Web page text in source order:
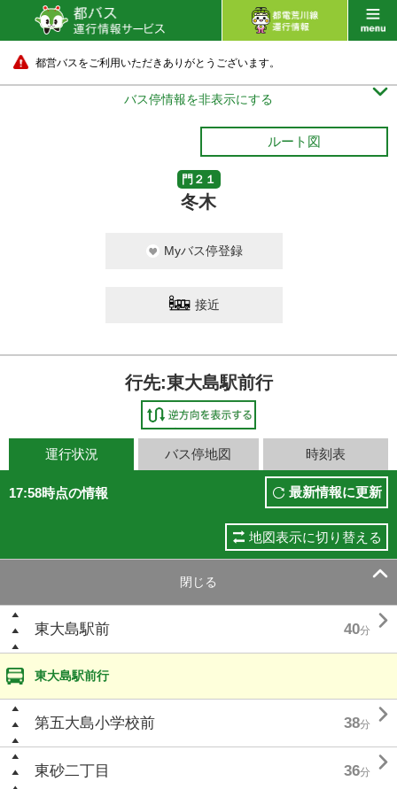
都営バスをご利用いただきありがとうございます。
バス停情報を非表示にする 
ルート図
門２１
冬木
Myバス停登録
接近
行先:東大島駅前行
運行状況 バス停地図 時刻表
17:58時点の情報 最新情報に更新
地図表示に切り替える
閉じる 
東大島駅前 40分 
東大島駅前行
第五大島小学校前 38分 
東砂二丁目 36分 